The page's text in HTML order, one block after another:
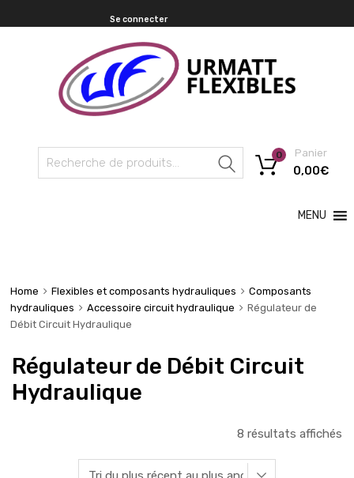
Se connecter
Recherche
Panier
0,00€
0
MENU
Home Flexibles et composants hydrauliques
Composants
hydrauliques
Accessoire circuit hydraulique
Régulateur de
Débit Circuit Hydraulique
Régulateur de Débit Circuit
Hydraulique
8 résultats affichés